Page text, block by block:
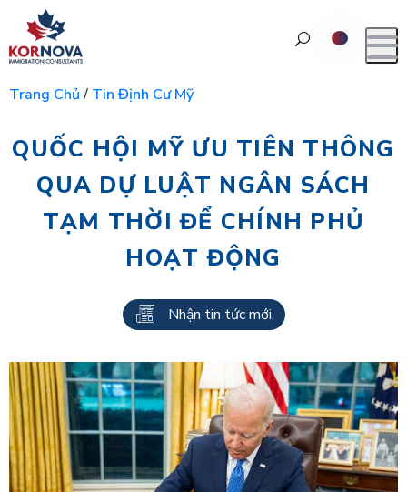
Trang Chủ/ Tin Định Cư Mỹ
QUỐC HỘI MỸ ƯU TIÊN THÔNG
QUA DỰ LUẬT NGÂN SÁCH
TẠM THỜI ĐỂ CHÍNH PHỦ
HOẠT ĐỘNG
Nhận tin tức mới